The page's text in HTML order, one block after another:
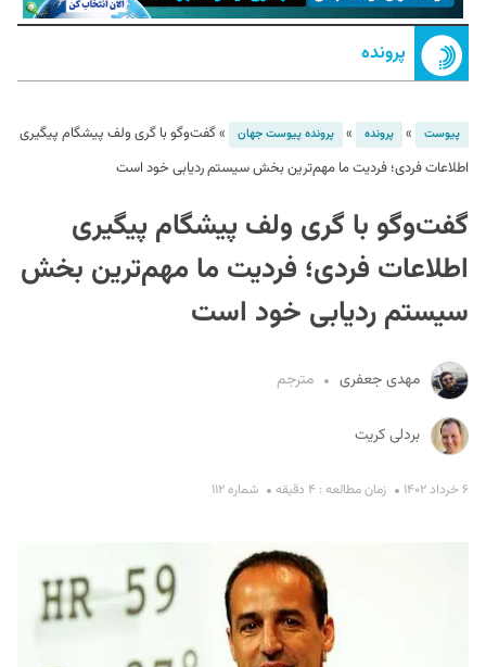
پرونده
پیوست » پرونده » پرونده پیوست جهان »گفت‌وگو با گری ولف پیشگام پیگیری
اطلاعات فردی؛‌ فردیت ما مهم‌ترین بخش سیستم ردیابی خود است
گفت‌وگو با گری ولف پیشگام پیگیری
اطلاعات فردی؛‌ فردیت ما مهم‌ترین بخش
سیستم ردیابی خود است
مهدی جعفری مترجم
بردلی کریت
۶ خرداد ۱۴۰۲ زمان مطالعه : ۴ دقیقه شماره ۱۱۲